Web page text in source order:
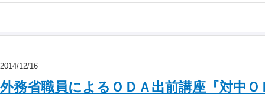
2014/12/16
外務省職員によるＯＤＡ出前講座『対中